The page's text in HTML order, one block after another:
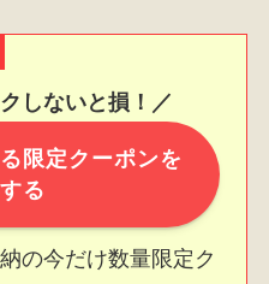
しないと損！／
限定クーポンを
る
の今だけ数量限定ク